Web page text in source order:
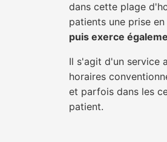
dans cette plage
patients une prise
puis exerce
Il s'agit d'un service
horaires
et parfois dans les
patient.